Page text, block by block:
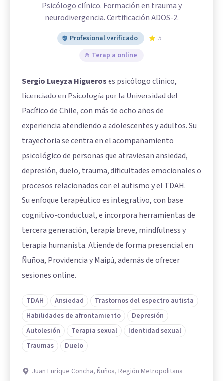
Psicólogo clínico. Formación en trauma y
neurodivergencia. Certificación ADOS-2.
Profesional verificado
5
Terapia online
Sergio Lueyza Higueroses psicólogo clínico,
licenciado en Psicología por la Universidad del
Pacífico de Chile, con más de ocho años de
experiencia atendiendo a adolescentes y adultos. Su
trayectoria se centra en el acompañamiento
psicológico de personas que atraviesan ansiedad,
depresión, duelo, trauma, dificultades emocionales o
procesos relacionados con el autismo y el TDAH.
Su enfoque terapéutico es integrativo, con base
cognitivo-conductual, e incorpora herramientas de
tercera generación, terapia breve, mindfulness y
terapia humanista. Atiende de forma presencial en
Ñuñoa, Providencia y Maipú, además de ofrecer
sesiones online.
TDAH Ansiedad
Trastornos del espectro autista
Habilidades de afrontamiento
Depresión
Autolesión
Terapia sexual
Identidad sexual
Traumas
Duelo
Juan Enrique Concha, Ñuñoa, Región Metropolitana